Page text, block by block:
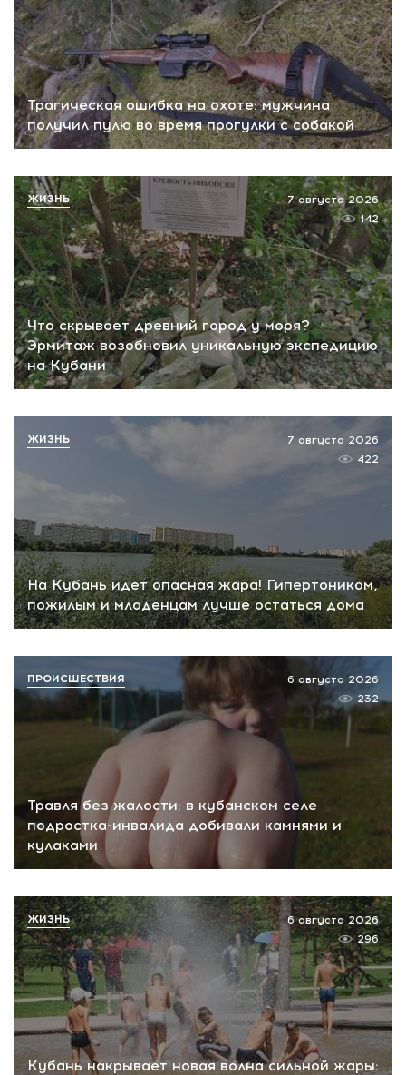
Трагическая ошибка на охоте: мужчина
получил пулю во время прогулки с собакой
Что скрывает древний город у моря?
Эрмитаж возобновил уникальную экспедицию
на Кубани
7 августа 2026
142
ЖИЗНЬ
На Кубань идет опасная жара! Гипертоникам,
пожилым и младенцам лучше остаться дома
7 августа 2026
422
ЖИЗНЬ
Травля без жалости: в кубанском селе
подростка-инвалида добивали камнями и
кулаками
6 августа 2026
232
ПРОИСШЕСТВИЯ
Кубань накрывает новая волна сильной жары:
6 августа 2026
296
ЖИЗНЬ